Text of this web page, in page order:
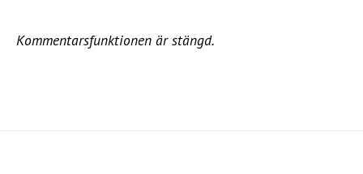
Kommentarsfunktionen är stängd.